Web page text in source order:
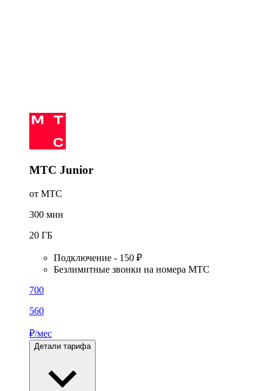
МТС Junior
от МТС
300 мин
20 ГБ
Подключение - 150 ₽
Безлимитные звонки на номера МТС
700
560
₽/мес
Детали тарифа